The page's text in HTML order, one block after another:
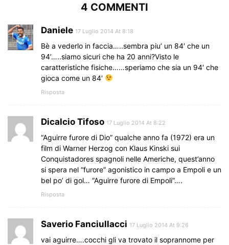
4 COMMENTI
Daniele 17 Luglio 2014 At 8:18
Bè a vederlo in faccia…..sembra piu’ un 84′ che un
94’…..siamo sicuri che ha 20 anni?Visto le
caratteristiche fisiche……speriamo che sia un 94′ che
gioca come un 84′
Risposta
Dicalcio Tifoso 17 Luglio 2014 At 8:22
“Aguirre furore di Dio” qualche anno fa (1972) era un
film di Warner Herzog con Klaus Kinski sui
Conquistadores spagnoli nelle Americhe, quest’anno
si spera nel “furore” agonistico in campo a Empoli e un
bel po’ di gol… “Aguirre furore di Empoli”….
Risposta
Saverio Fanciullacci 17 Luglio 2014 At 9:26
vai aguirre….cocchi gli va trovato il soprannome per